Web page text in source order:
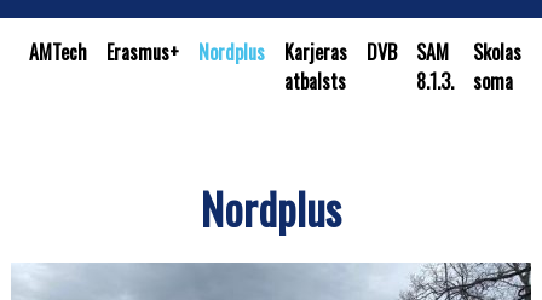
AMTech Erasmus+ Nordplus
Karjeras
atbalsts
DVB
SAM
8.1.3.
Skolas
soma
Nordplus